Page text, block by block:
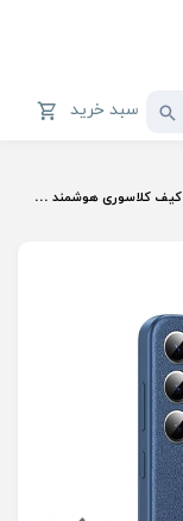
سبد خرید
کیف کلاسوری هوشمند سامسونگ مدل Smart View Wallet Case مناسب Galaxy S25 FE (با برنامه /غیر اصل)